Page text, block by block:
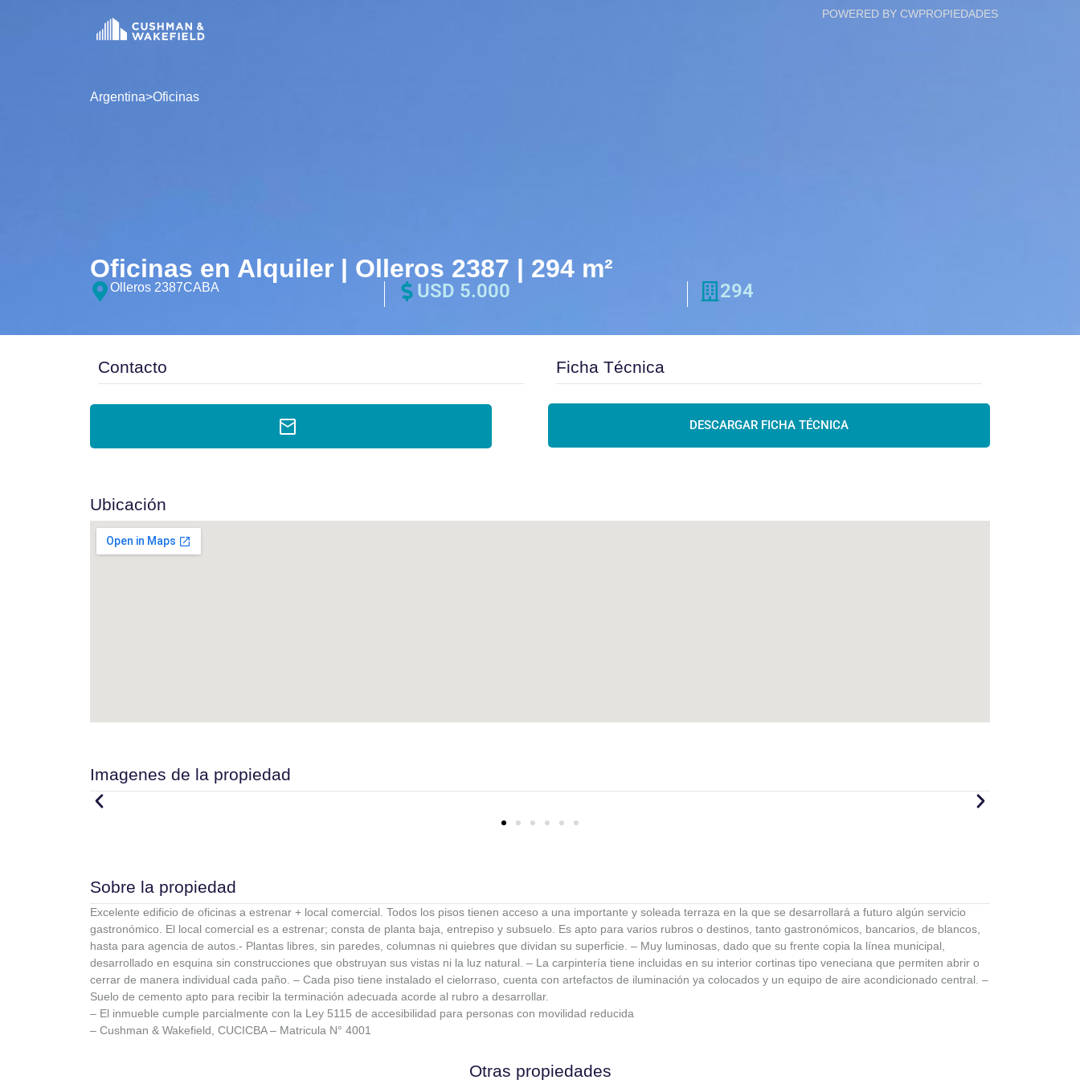
POWERED BY CWPROPIEDADES
Argentina>Oficinas
Oficinas en Alquiler | Olleros 2387 | 294 m²
Olleros 2387CABA USD 5.000 294
Contacto Ficha Técnica
DESCARGAR FICHA TÉCNICA
Ubicación
Imagenes de la propiedad
Sobre la propiedad
Excelente edificio de oficinas a estrenar + local comercial. Todos los pisos tienen acceso a una importante y soleada terraza en la que se desarrollará a futuro algún servicio
gastronómico. El local comercial es a estrenar; consta de planta baja, entrepiso y subsuelo. Es apto para varios rubros o destinos, tanto gastronómicos, bancarios, de blancos,
hasta para agencia de autos.- Plantas libres, sin paredes, columnas ni quiebres que dividan su superficie. – Muy luminosas, dado que su frente copia la línea municipal,
desarrollado en esquina sin construcciones que obstruyan sus vistas ni la luz natural. – La carpintería tiene incluidas en su interior cortinas tipo veneciana que permiten abrir o
cerrar de manera individual cada paño. – Cada piso tiene instalado el cielorraso, cuenta con artefactos de iluminación ya colocados y un equipo de aire acondicionado central. –
Suelo de cemento apto para recibir la terminación adecuada acorde al rubro a desarrollar.
– El inmueble cumple parcialmente con la Ley 5115 de accesibilidad para personas con movilidad reducida
– Cushman & Wakefield, CUCICBA – Matricula N° 4001
Otras propiedades